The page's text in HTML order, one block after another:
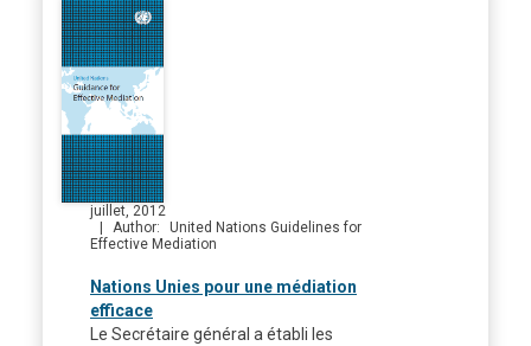
juillet, 2012
Author
United Nations Guidelines for
Effective Mediation
Nations Unies pour une médiation
efficace
Le Secrétaire général a établi les